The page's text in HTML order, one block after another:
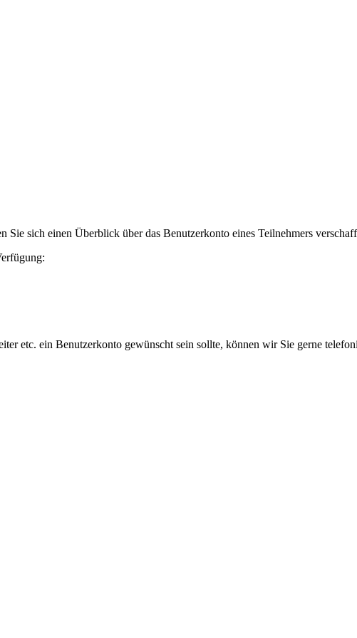
Sie sich einen Überblick über das Benutzerkonto eines Teilnehmers
etc. ein Benutzerkonto gewünscht sein sollte, können wir Sie gerne